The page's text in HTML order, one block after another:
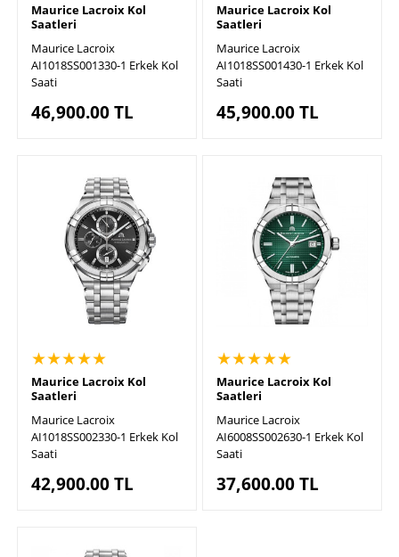
Maurice Lacroix Kol
Saatleri
Maurice Lacroix
AI1018SS001330-1 Erkek Kol
Saati
46,900.00TL
Maurice Lacroix Kol
Saatleri
Maurice Lacroix
AI1018SS001430-1 Erkek Kol
Saati
45,900.00TL
★★★★★
Maurice Lacroix Kol
Saatleri
Maurice Lacroix
AI1018SS002330-1 Erkek Kol
Saati
42,900.00TL
★★★★★
Maurice Lacroix Kol
Saatleri
Maurice Lacroix
AI6008SS002630-1 Erkek Kol
Saati
37,600.00TL